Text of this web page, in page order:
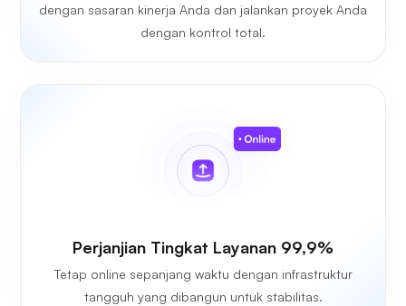
dengan sasaran kinerja Anda dan jalankan proyek Anda
dengan kontrol total.
Perjanjian Tingkat Layanan 99,9%
Tetap online sepanjang waktu dengan infrastruktur
tangguh yang dibangun untuk stabilitas.